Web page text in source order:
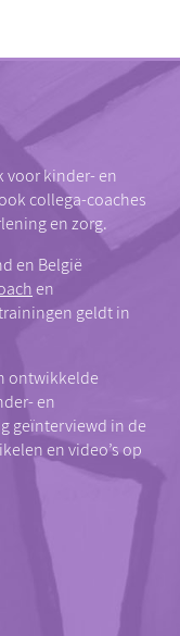
voor kinder- en
collega-coaches
en zorg.
en België
en
geldt in
ontwikkelde
en
geïnterviewd in de
en video’s op